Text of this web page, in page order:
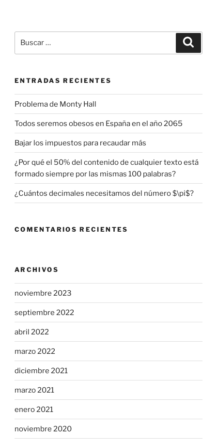
ENTRADAS RECIENTES
Problema de Monty Hall
Todos seremos obesos en España en el año 2065
Bajar los impuestos para recaudar más
¿Por qué el 50% del contenido de cualquier texto está
formado siempre por las mismas 100 palabras?
¿Cuántos decimales necesitamos del número $\pi$?
COMENTARIOS RECIENTES
ARCHIVOS
noviembre 2023
septiembre 2022
abril 2022
marzo 2022
diciembre 2021
marzo 2021
enero 2021
noviembre 2020